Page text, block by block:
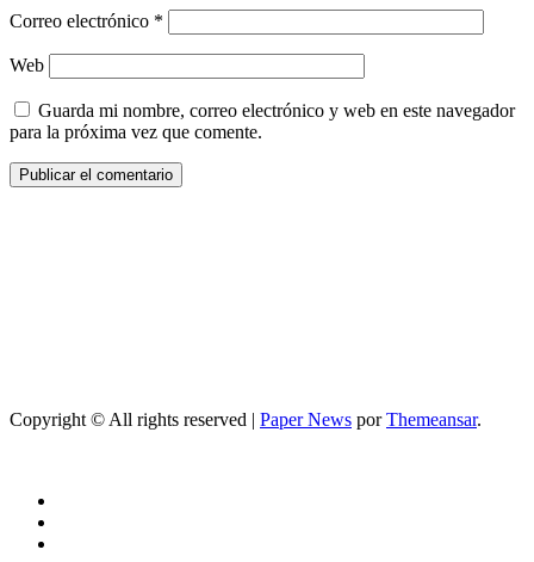
Correo electrónico *
Web
Guarda mi nombre, correo electrónico y web en este navegador
para la próxima vez que comente.
Copyright © All rights reserved | Paper News porThemeansar.